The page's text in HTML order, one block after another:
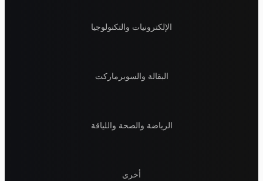
الإلكترونيات والتكنولوجيا
البقالة والسوبرماركت
الرياضة والصحة واللياقة
أخرى